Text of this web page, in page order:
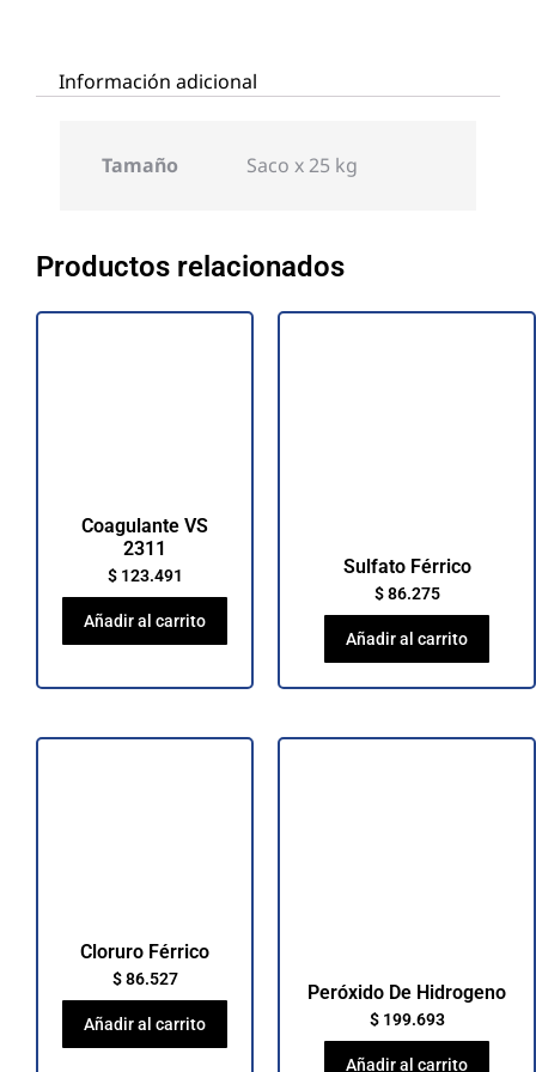
Información adicional
Tamaño Saco x 25 kg
Productos relacionados
Coagulante VS
2311
$123.491
Añadir al carrito
Sulfato Férrico
$86.275
Añadir al carrito
Cloruro Férrico
$86.527
Añadir al carrito
Peróxido De Hidrogeno
$199.693
Añadir al carrito